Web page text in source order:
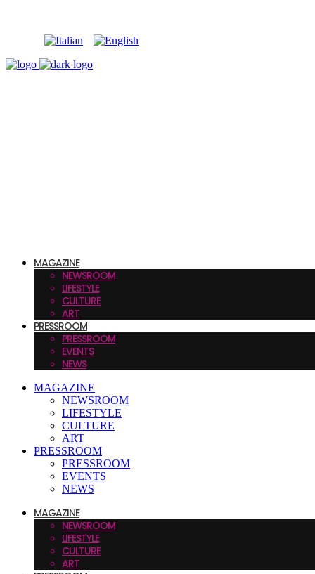
MAGAZINE
NEWSROOM
LIFESTYLE
CULTURE
ART
PRESSROOM
PRESSROOM
EVENTS
NEWS
MAGAZINE
NEWSROOM
LIFESTYLE
CULTURE
ART
PRESSROOM
PRESSROOM
EVENTS
NEWS
MAGAZINE
NEWSROOM
LIFESTYLE
CULTURE
ART